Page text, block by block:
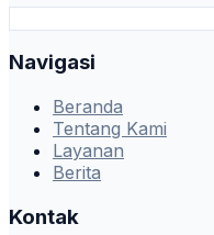
Navigasi
Beranda
Tentang Kami
Layanan
Berita
Kontak